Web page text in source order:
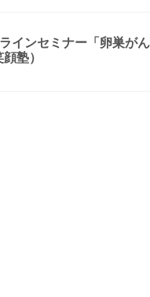
インセミナー「卵巣が
塾）